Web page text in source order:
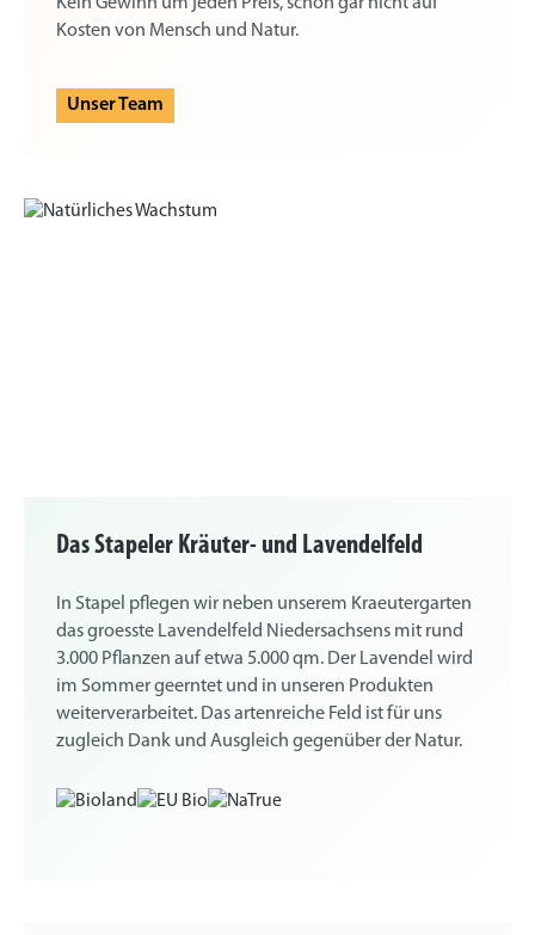
Kosten von Mensch und Natur.
Unser Team
Das Stapeler Kräuter- und Lavendelfeld
In Stapel pflegen wir neben unserem Kraeutergarten
das groesste Lavendelfeld Niedersachsens mit rund
3.000 Pflanzen auf etwa 5.000 qm. Der Lavendel wird
im Sommer geerntet und in unseren Produkten
weiterverarbeitet. Das artenreiche Feld ist für uns
zugleich Dank und Ausgleich gegenüber der Natur.